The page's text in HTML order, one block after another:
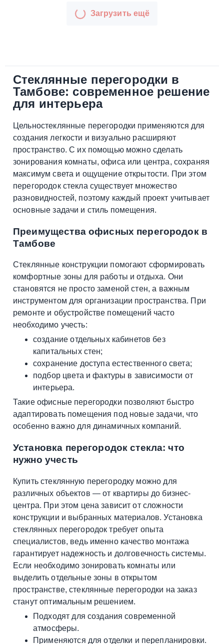
Загрузить ещё
Стеклянные перегородки в
Тамбове: современное решение
для интерьера
Цельностеклянные перегородки применяются для
создания легкости и визуально расширяют
пространство. С их помощью можно сделать
зонирования комнаты, офиса или центра, сохраняя
максимум света и ощущение открытости. При этом
перегородок стекла существует множество
разновидностей, поэтому каждый проект учитывает
основные задачи и стиль помещения.
Преимущества офисных перегородок в
Тамбове
Стеклянные конструкции помогают сформировать
комфортные зоны для работы и отдыха. Они
становятся не просто заменой стен, а важным
инструментом для организации пространства. При
ремонте и обустройстве помещений часто
необходимо учесть:
создание отдельных кабинетов без
капитальных стен;
сохранение доступа естественного света;
подбор цвета и фактуры в зависимости от
интерьера.
Такие офисные перегородки позволяют быстро
адаптировать помещения под новые задачи, что
особенно важно для динамичных компаний.
Установка перегородок стекла: что
нужно учесть
Купить стеклянную перегородку можно для
различных объектов — от квартиры до бизнес-
центра. При этом цена зависит от сложности
конструкции и выбранных материалов. Установка
стеклянных перегородок требует опыта
специалистов, ведь именно качество монтажа
гарантирует надежность и долговечность системы.
Если необходимо зонировать комнаты или
выделить отдельные зоны в открытом
пространстве, стеклянные перегородки на заказ
станут оптимальным решением.
Подходят для создания современной
атмосферы.
Применяются для отделки и перепланировки.